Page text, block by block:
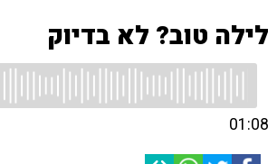
לילה טוב? לא בדיוק
01:08